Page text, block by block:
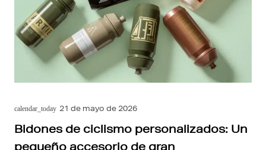
calendar_today 21 de mayo de 2026
Bidones de ciclismo personalizados: Un
pequeño accesorio de gran